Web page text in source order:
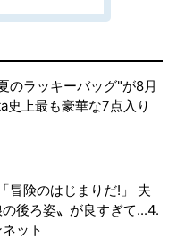
のラッキーバッグ"が8月
史上最も豪華な7点入り
冒険のはじまりだ!」 夫
後ろ姿〟が良すぎて...4.
ット